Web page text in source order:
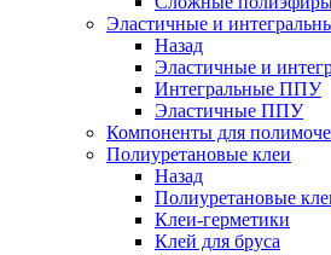
Эластичные и
Назад
Эластичные и
Интегральные ППУ
Эластичные ППУ
Компоненты для
Полиуретановые клеи
Назад
Полиуретановые
Клеи-герметики
Клей для бруса